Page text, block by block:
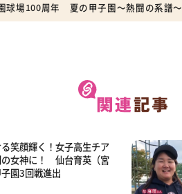
球場100周年 夏の甲子園～熱闘の系譜～
笑顔輝く！女子高生チア
の女神に！ 仙台育英（宮
園3回戦進出